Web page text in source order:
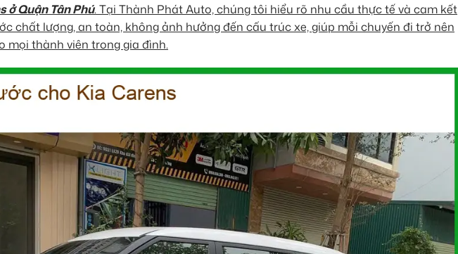
ở Quận Tân Phú. Tại Thành Phát Auto, chúng tôi hiểu rõ nhu cầu thực tế và cam kết
chất lượng, an toàn, không ảnh hưởng đến cấu trúc xe, giúp mỗi chuyến đi trở nên
mọi thành viên trong gia đình.